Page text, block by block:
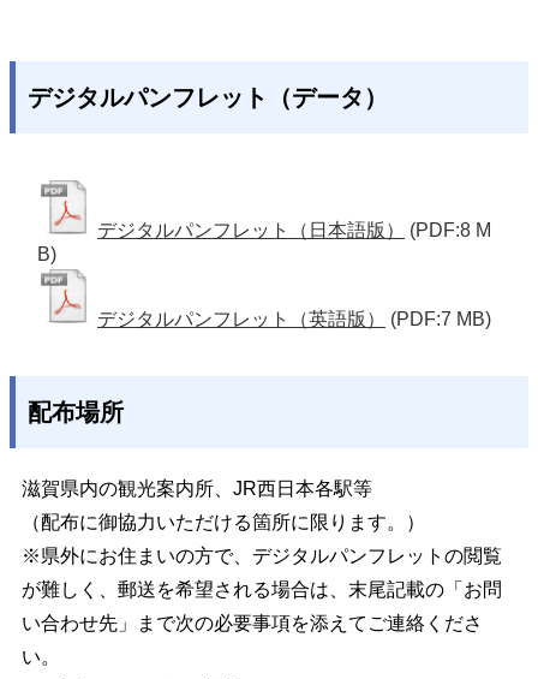
デジタルパンフレット（データ）
デジタルパンフレット（日本語版）
(PDF:8 M
B)
デジタルパンフレット（英語版） (PDF:7 MB)
配布場所
滋賀県内の観光案内所、JR西日本各駅等
（配布に御協力いただける箇所に限ります。）
※県外にお住まいの方で、デジタルパンフレットの閲覧
が難しく、郵送を希望される場合は、末尾記載の「お問
い合わせ先」まで次の必要事項を添えてご連絡くださ
い。